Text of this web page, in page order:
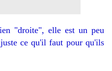
"droite", elle est un peu
ce qu'il faut pour qu'ils